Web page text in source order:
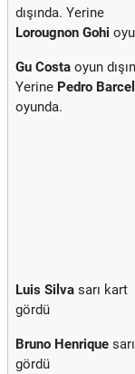
dışında. Yerine
Lorougnon Gohi
Gu Costa oyun
Yerine Pedro
oyunda.
Luis Silva sarı kart
gördü
Bruno Henrique
gördü